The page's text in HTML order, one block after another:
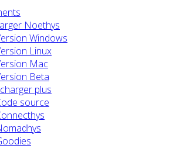
Noethys
Windows
Linux
Mac
Beta
plus
source